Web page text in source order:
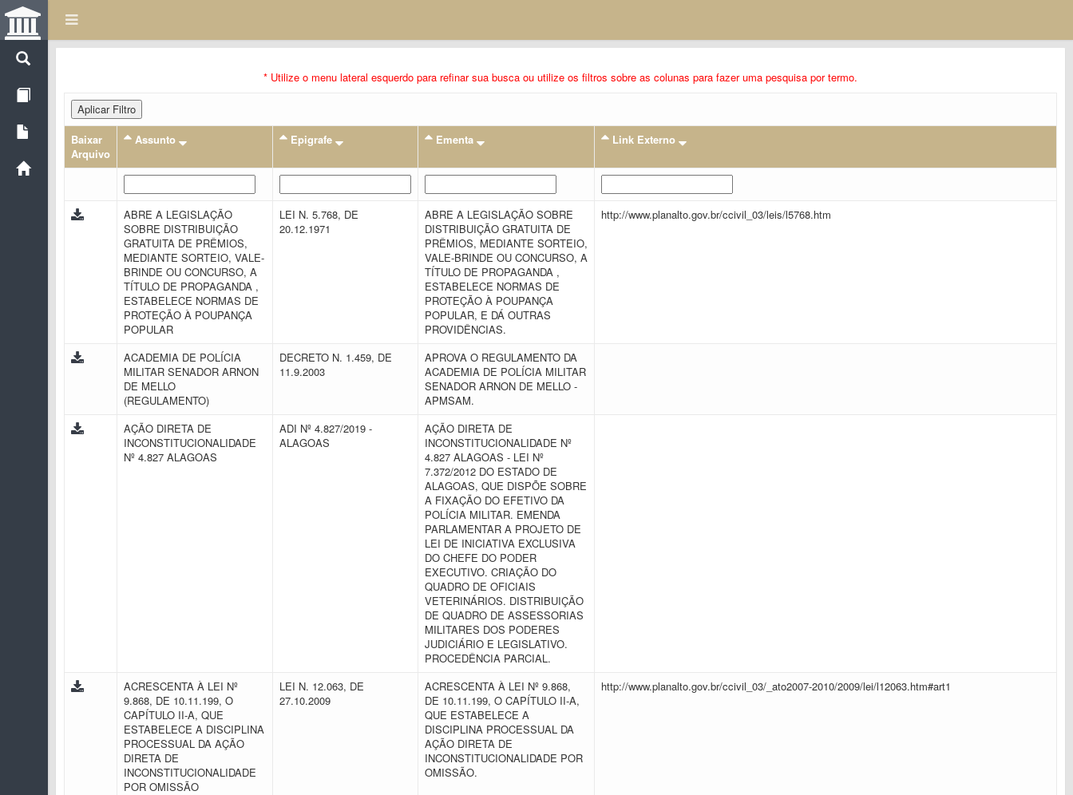
* Utilize o menu lateral esquerdo para refinar sua busca ou utilize os filtros sobre as colunas para fazer uma pesquisa por termo.
Aplicar Filtro
Baixar
Arquivo
Assunto Epigrafe Ementa Link Externo
ABRE A LEGISLAÇÃO
SOBRE DISTRIBUIÇÃO
GRATUITA DE PRÊMIOS,
MEDIANTE SORTEIO, VALE-
BRINDE OU CONCURSO, A
TÍTULO DE PROPAGANDA ,
ESTABELECE NORMAS DE
PROTEÇÃO À POUPANÇA
POPULAR
LEI N. 5.768, DE
20.12.1971
ABRE A LEGISLAÇÃO SOBRE
DISTRIBUIÇÃO GRATUITA DE
PRÊMIOS, MEDIANTE SORTEIO,
VALE-BRINDE OU CONCURSO, A
TÍTULO DE PROPAGANDA ,
ESTABELECE NORMAS DE
PROTEÇÃO À POUPANÇA
POPULAR, E DÁ OUTRAS
PROVIDÊNCIAS.
http://www.planalto.gov.br/ccivil_03/leis/l5768.htm
ACADEMIA DE POLÍCIA
MILITAR SENADOR ARNON
DE MELLO
(REGULAMENTO)
DECRETO N. 1.459, DE
11.9.2003
APROVA O REGULAMENTO DA
ACADEMIA DE POLÍCIA MILITAR
SENADOR ARNON DE MELLO -
APMSAM.
AÇÃO DIRETA DE
INCONSTITUCIONALIDADE
Nº 4.827 ALAGOAS
ADI Nº 4.827/2019 -
ALAGOAS
AÇÃO DIRETA DE
INCONSTITUCIONALIDADE Nº
4.827 ALAGOAS - LEI Nº
7.372/2012 DO ESTADO DE
ALAGOAS, QUE DISPÕE SOBRE
A FIXAÇÃO DO EFETIVO DA
POLÍCIA MILITAR. EMENDA
PARLAMENTAR A PROJETO DE
LEI DE INICIATIVA EXCLUSIVA
DO CHEFE DO PODER
EXECUTIVO. CRIAÇÃO DO
QUADRO DE OFICIAIS
VETERINÁRIOS. DISTRIBUIÇÃO
DE QUADRO DE ASSESSORIAS
MILITARES DOS PODERES
JUDICIÁRIO E LEGISLATIVO.
PROCEDÊNCIA PARCIAL.
ACRESCENTA À LEI Nº
9.868, DE 10.11.199, O
CAPÍTULO II-A, QUE
ESTABELECE A DISCIPLINA
PROCESSUAL DA AÇÃO
DIRETA DE
INCONSTITUCIONALIDADE
POR OMISSÃO
LEI N. 12.063, DE
27.10.2009
ACRESCENTA À LEI Nº 9.868,
DE 10.11.199, O CAPÍTULO II-A,
QUE ESTABELECE A
DISCIPLINA PROCESSUAL DA
AÇÃO DIRETA DE
INCONSTITUCIONALIDADE POR
OMISSÃO.
http://www.planalto.gov.br/ccivil_03/_ato2007-2010/2009/lei/l12063.htm#art1